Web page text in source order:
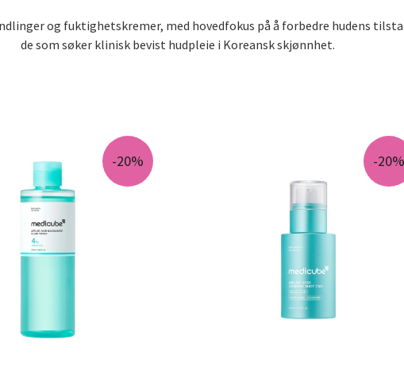
og fuktighetskremer, med hovedfokus på å forbedre hudens
de som søker klinisk bevist hudpleie i Koreansk skjønnhet.
-20% -20%